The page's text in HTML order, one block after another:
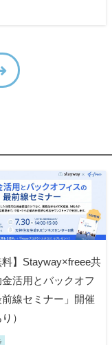
料】Stayway×freee共
活用とバックオフ
前線セミナー」開催
）